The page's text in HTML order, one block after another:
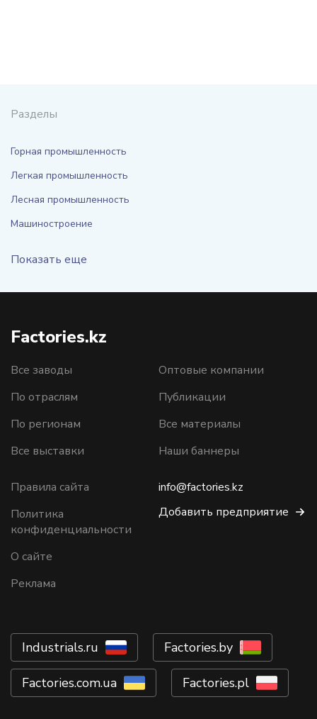
Разделы
Горная промышленность
Легкая промышленность
Лесная промышленность
Машиностроение
Показать еще
Factories.kz
Все заводы
По отраслям
По регионам
Все выставки
Оптовые компании
Публикации
Все материалы
Наши баннеры
Правила сайта
Политика
конфиденциальности
О сайте
Реклама
info@factories.kz
Добавить предприятие
Industrials.ru Factories.by
Factories.com.ua Factories.pl